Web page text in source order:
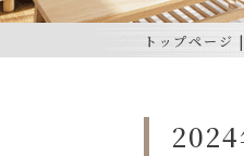
トップページ